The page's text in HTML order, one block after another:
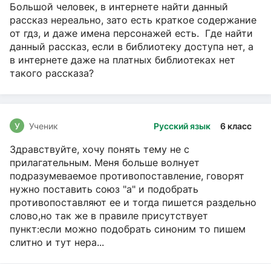
Большой человек, в интернете найти данный
рассказ нереально, зато есть краткое содержание
от гдз, и даже имена персонажей есть. Где найти
данный рассказ, если в библиотеку доступа нет, а
в интернете даже на платных библиотеках нет
такого рассказа?
Русский язык 6 класс
У Ученик
Здравствуйте, хочу понять тему не с
прилагательным. Меня больше волнует
подразумеваемое противопоставление, говорят
нужно поставить союз "а" и подобрать
противопоставляют ее и тогда пишется раздельно
слово,но так же в правиле присутствует
пункт:если можно подобрать синоним то пишем
слитно и тут нера...